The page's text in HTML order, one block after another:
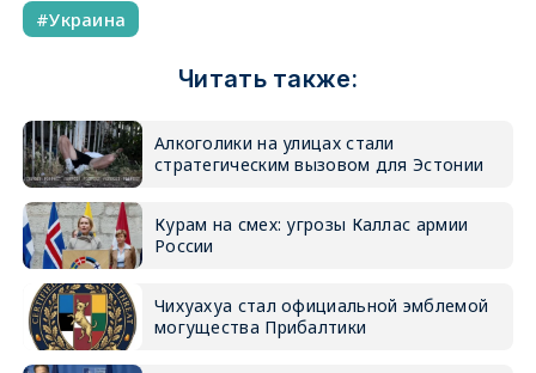
Украина
Читать также:
Алкоголики на улицах стали
стратегическим вызовом для Эстонии
Курам на смех: угрозы Каллас армии
России
Чихуахуа стал официальной эмблемой
могущества Прибалтики